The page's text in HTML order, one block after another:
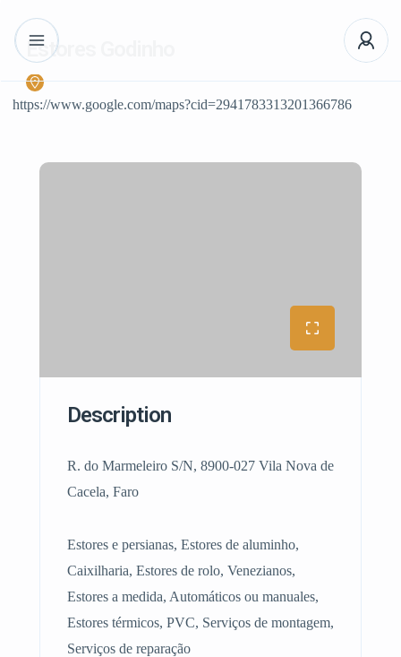
Estores Godinho
https://www.google.com/maps?cid=2941783313201366786
Description
R. do Marmeleiro S/N, 8900-027 Vila Nova de
Cacela, Faro
Estores e persianas, Estores de aluminho,
Caixilharia, Estores de rolo, Venezianos,
Estores a medida, Automáticos ou manuales,
Estores térmicos, PVC, Serviços de montagem,
Serviços de reparação